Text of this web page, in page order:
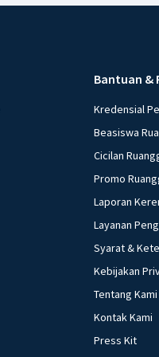
Beri
Bantuan &
Kredensial
Beasiswa
Cicilan
Promo
Laporan
Layanan
Syarat &
Kebijakan
Tentang Kami
Kontak Kami
Press Kit